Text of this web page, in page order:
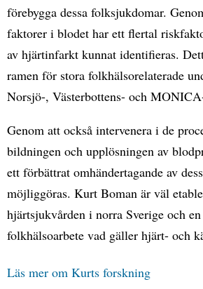
förebygga dessa folksjukdomar.
faktorer i blodet har ett flertal
av hjärtinfarkt kunnat identifieras.
ramen för stora folkhälsorelaterade
Norsjö-, Västerbottens- och
Genom att också intervenera i de
bildningen och upplösningen av
ett förbättrat omhändertagande av
möjliggöras. Kurt Boman är väl
hjärtsjukvården i norra Sverige och
folkhälsoarbete vad gäller hjärt- och
Läs mer om Kurts forskning